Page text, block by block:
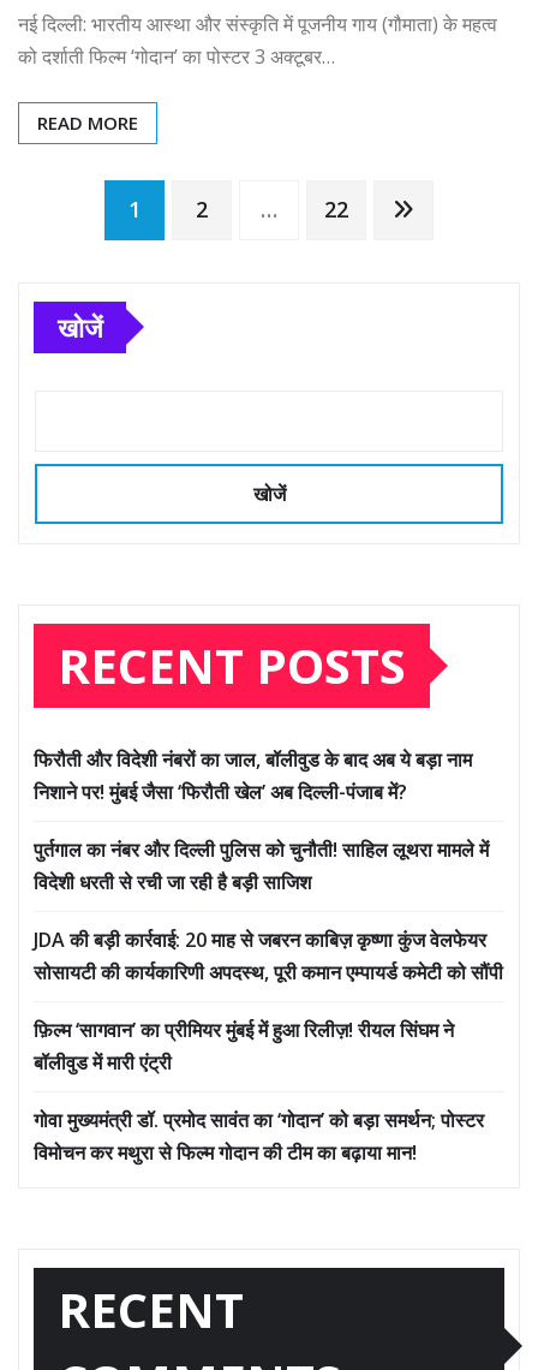
नई दिल्ली: भारतीय आस्था और संस्कृति में पूजनीय गाय (गौमाता) के महत्व
को दर्शाती फिल्म ‘गोदान’ का पोस्टर 3 अक्टूबर…
READ MORE
Posts
pagination
1 2 … 22
खोजें
खोजें
RECENT POSTS
फिरौती और विदेशी नंबरों का जाल, बॉलीवुड के बाद अब ये बड़ा नाम
निशाने पर! मुंबई जैसा ‘फिरौती खेल’ अब दिल्ली-पंजाब में?
पुर्तगाल का नंबर और दिल्ली पुलिस को चुनौती! साहिल लूथरा मामले में
विदेशी धरती से रची जा रही है बड़ी साजिश
JDA की बड़ी कार्रवाई: 20 माह से जबरन काबिज़ कृष्णा कुंज वेलफेयर
सोसायटी की कार्यकारिणी अपदस्थ, पूरी कमान एम्पायर्ड कमेटी को सौंपी
फ़िल्म ‘सागवान’ का प्रीमियर मुंबई में हुआ रिलीज़! रीयल सिंघम ने
बॉलीवुड में मारी एंट्री
गोवा मुख्यमंत्री डॉ. प्रमोद सावंत का ‘गोदान’ को बड़ा समर्थन; पोस्टर
विमोचन कर मथुरा से फिल्म गोदान की टीम का बढ़ाया मान!
RECENT